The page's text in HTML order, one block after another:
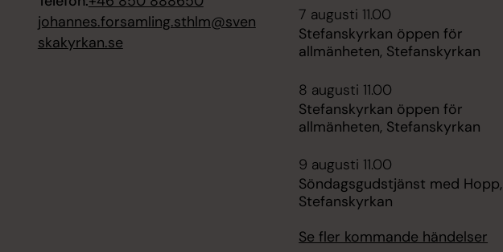
johannes.forsamling.sthlm@sven
skakyrkan.se
7 augusti 11.00
Stefanskyrkan öppen för
allmänheten, Stefanskyrkan
8 augusti 11.00
Stefanskyrkan öppen för
allmänheten, Stefanskyrkan
9 augusti 11.00
Söndagsgudstjänst med Hopp,
Stefanskyrkan
Se fler kommande händelser